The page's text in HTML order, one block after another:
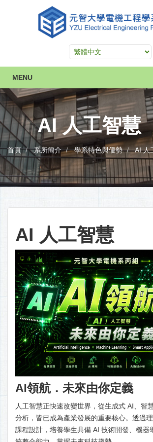
MENU
AI 人工智慧
首頁 系所簡介 學系特色與優勢 AI 人
AI 人工智慧
AI領航．未來由你定義
人工智慧正快速改變世界，從生成式 AI、智
分析，皆已成為產業發展的重要核心。透過
課程設計，培養學生具備 AI 技術開發、機器